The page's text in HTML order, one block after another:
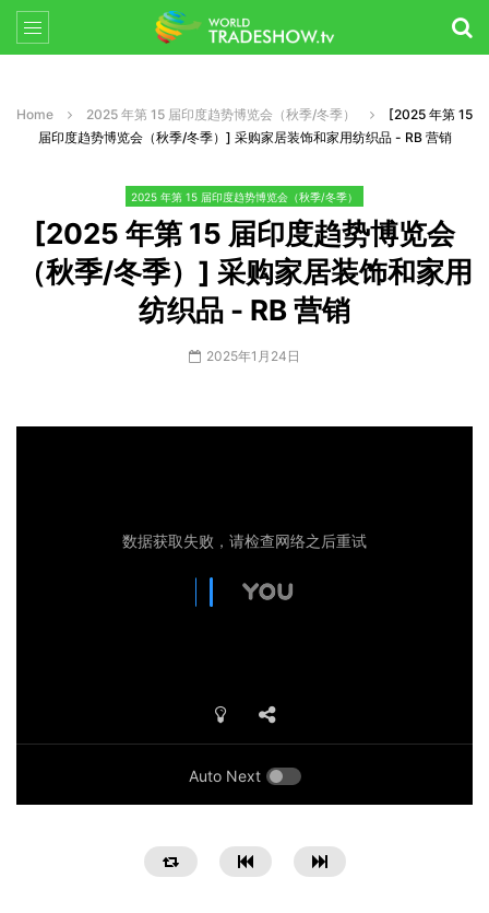
Home 2025 年第 15 届印度趋势博览会（秋季/冬季）
[2025 年第 15
届印度趋势博览会（秋季/冬季）] 采购家居装饰和家用纺织品 - RB 营销
2025 年第 15 届印度趋势博览会（秋季/冬季）
[2025 年第 15 届印度趋势博览会
（秋季/冬季）] 采购家居装饰和家用
纺织品 - RB 营销
2025年1月24日
Auto Next